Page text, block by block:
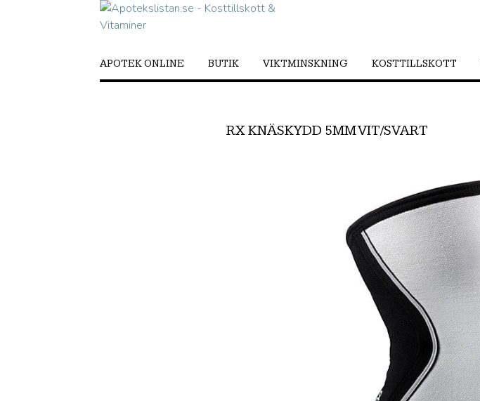
APOTEK ONLINE BUTIK VIKTMINSKNING KOSTTILLSKOTT
RX KNÄSKYDD 5MM VIT/SVART